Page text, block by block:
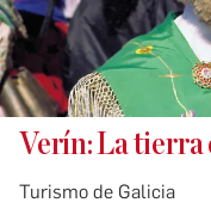
Verín: La tierra
Turismo de Galicia